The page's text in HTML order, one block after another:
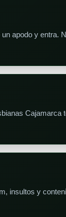
apodo y entra.
Cajamarca
insultos y